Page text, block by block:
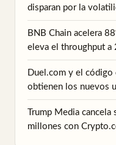
disparan por la
BNB Chain acelera
eleva el throughput a
Duel.com y el
obtienen los nuevos
Trump Media
millones con